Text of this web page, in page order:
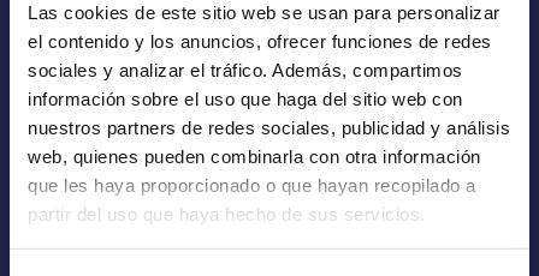
Las cookies de este sitio web se usan para personalizar
el contenido y los anuncios, ofrecer funciones de redes
sociales y analizar el tráfico. Además, compartimos
información sobre el uso que haga del sitio web con
nuestros partners de redes sociales, publicidad y análisis
web, quienes pueden combinarla con otra información
que les haya proporcionado o que hayan recopilado a
partir del uso que haya hecho de sus servicios.
Empresas de Renting
Renting a Medida
Quiénes Somos